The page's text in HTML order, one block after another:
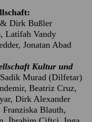
Dirk Bußler
Latifah Vandy
Jonatan Abad
Kultur und
Murad (Dilfetar)
Beatriz Cruz,
Dirk Alexander
Blauth,